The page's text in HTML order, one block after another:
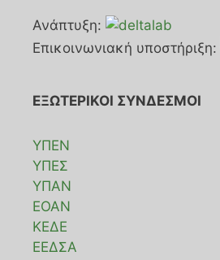
Ανάπτυξη:
Επικοινωνιακή υποστήριξη:
ΕΞΩΤΕΡΙΚΟΙ ΣΥΝΔΕΣΜΟΙ
ΥΠΕΝ
ΥΠΕΣ
ΥΠΑΝ
ΕΟΑΝ
ΚΕΔΕ
ΕΕΔΣΑ